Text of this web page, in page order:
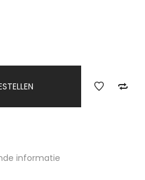
informatie